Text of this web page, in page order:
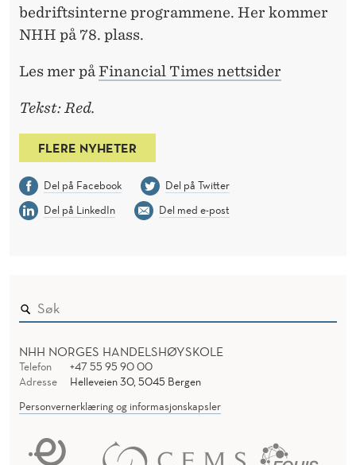
bedriftsinterne programmene. Her kommer
NHH på 78. plass.
Les mer påFinancial Times nettsider
Tekst: Red.
FLERE NYHETER
Del på Facebook
Del på Twitter
Del på LinkedIn
Del med e-post
NHH NORGES HANDELSHØYSKOLE
Telefon
+47 55 95 90 00
Adresse
Helleveien 30, 5045 Bergen
Personvernerklæring og informasjonskapsler